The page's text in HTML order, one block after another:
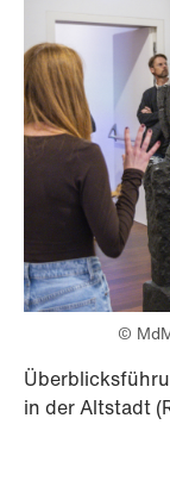
©
in der Altstadt